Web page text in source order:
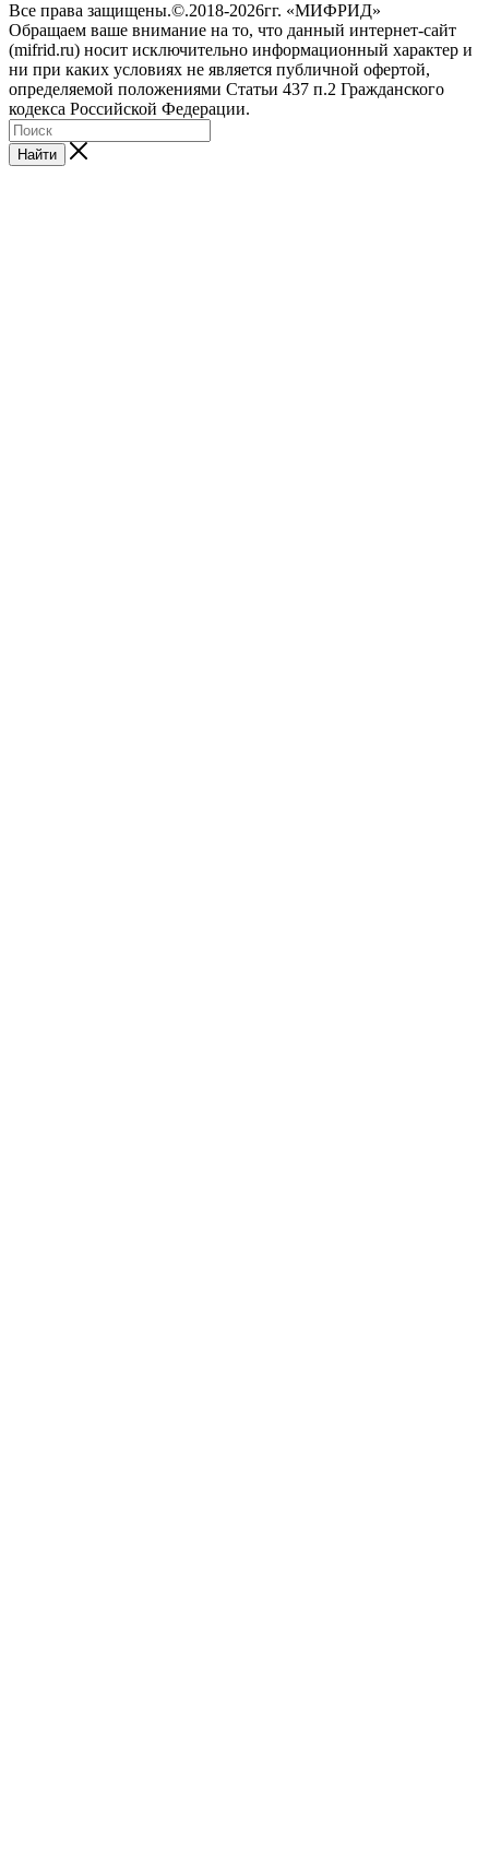
Все права защищены.©.2018-2026гг. «МИФРИД»
Обращаем ваше внимание на то, что данный интернет-сайт
(mifrid.ru) носит исключительно информационный характер и
ни при каких условиях не является публичной офертой,
определяемой положениями Статьи 437 п.2 Гражданского
кодекса Российской Федерации.
Найти